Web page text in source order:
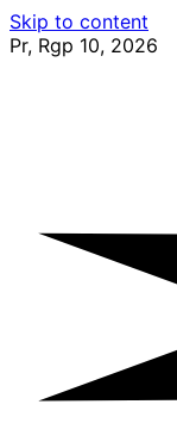
Skip to content
Pr, Rgp 10, 2026